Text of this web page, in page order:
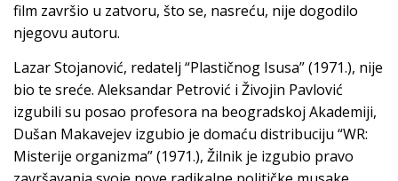
film završio u zatvoru, što se, nasreću, nije dogodilo
njegovu autoru.
Lazar Stojanović, redatelj “Plastičnog Isusa” (1971.), nije
bio te sreće. Aleksandar Petrović i Živojin Pavlović
izgubili su posao profesora na beogradskoj Akademiji,
Dušan Makavejev izgubio je domaću distribuciju “WR:
Misterije organizma” (1971.), Žilnik je izgubio pravo